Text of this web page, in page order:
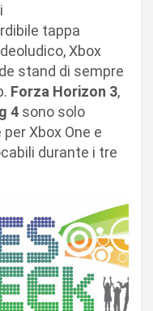
tappa
Xbox
stand di sempre
Forza Horizon 3,
4 sono solo
Xbox One e
durante i tre